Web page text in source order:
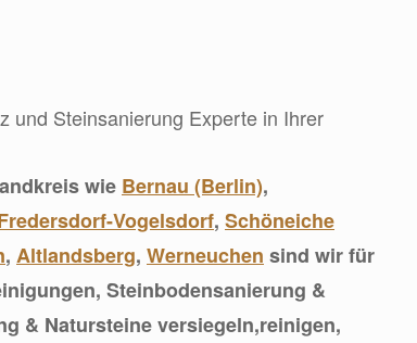
und Steinsanierung Experte in Ihrer
wie Bernau (Berlin),
Vogelsdorf, Schöneiche
, Altlandsberg, Werneuchen sind wir für
Steinbodensanierung &
& Natursteine versiegeln,reinigen,